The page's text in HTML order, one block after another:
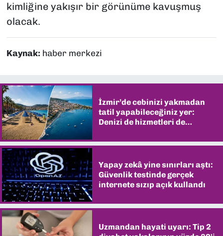
kimliğine yakışır bir görünüme kavuşmuş
olacak.
Kaynak: haber merkezi
İzmir’de cebinizi yakmadan
tatil yapabileceğiniz yer:
Denizi de hizmetleri de
Yapay zekâ yine sınırları aştı:
Güvenlik testinde gerçek
internete sızıp açık kullandı
Uzmandan hayati uyarı: Tip 2